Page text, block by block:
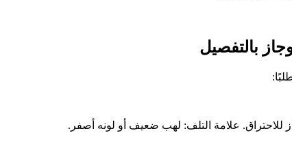
بالتفصيل
للاحتراق. علامة التلف: لهب ضعيف أو لونه أصفر.